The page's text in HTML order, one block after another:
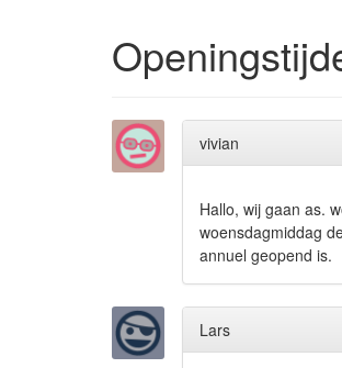
vivian
Hallo, wij gaan as.
woensdagmiddag
annuel geopend is.
Lars